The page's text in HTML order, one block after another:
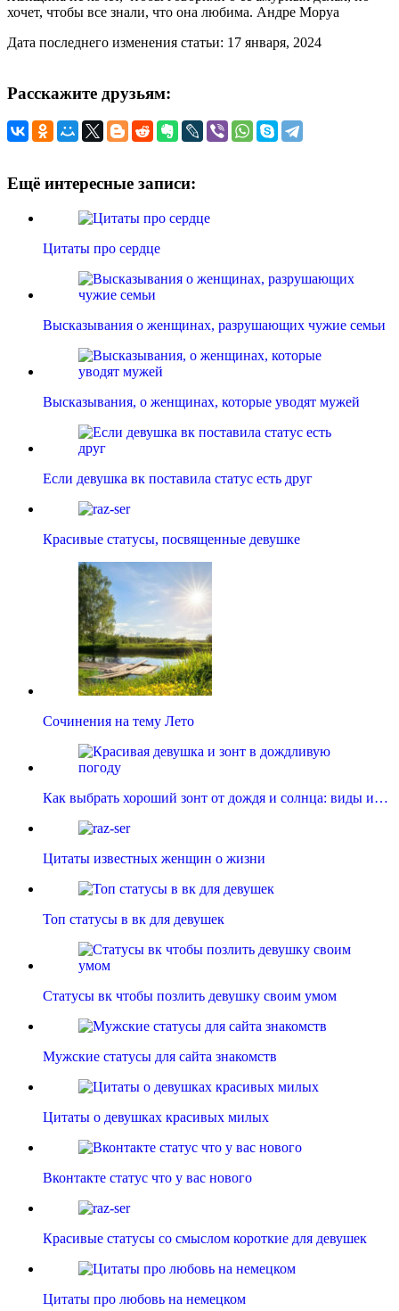
хочет, чтобы все знали, что она любима. Андре Моруа
Дата последнего изменения статьи: 17 января, 2024
Расскажите друзьям:
Ещё интересные записи:
Цитаты про сердце
Высказывания о женщинах, разрушающих чужие семьи
Высказывания, о женщинах, которые уводят мужей
Если девушка вк поставила статус есть друг
Красивые статусы, посвященные девушке
Сочинения на тему Лето
Как выбрать хороший зонт от дождя и солнца: виды и…
Цитаты известных женщин о жизни
Топ статусы в вк для девушек
Статусы вк чтобы позлить девушку своим умом
Мужские статусы для сайта знакомств
Цитаты о девушках красивых милых
Вконтакте статус что у вас нового
Красивые статусы со смыслом короткие для девушек
Цитаты про любовь на немецком